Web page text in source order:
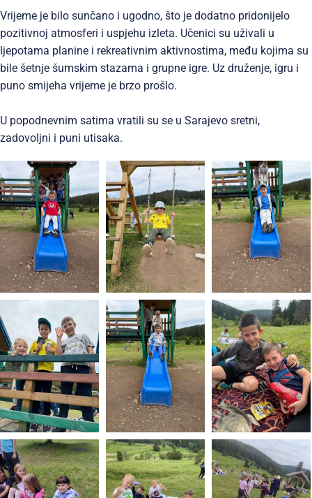
Vrijeme je bilo sunčano i ugodno, što je dodatno pridonijelo
pozitivnoj atmosferi i uspjehu izleta. Učenici su uživali u
ljepotama planine i rekreativnim aktivnostima, među kojima su
bile šetnje šumskim stazama i grupne igre. Uz druženje, igru i
puno smijeha vrijeme je brzo prošlo.
U popodnevnim satima vratili su se u Sarajevo sretni,
zadovoljni i puni utisaka.